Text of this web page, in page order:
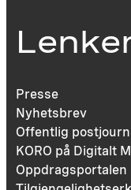
Presse
Nyhetsbrev
Offentlig
KORO på Digitalt
Oppdragsportalen